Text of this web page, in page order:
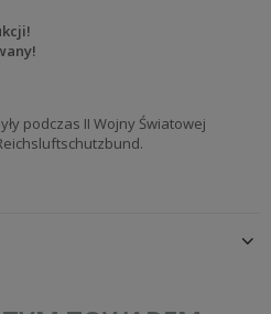
podczas II Wojny Światowej